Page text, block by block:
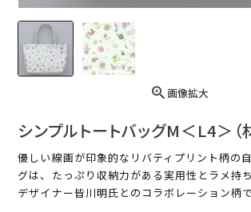
画像拡大
シンプルトートバッグM＜L4＞（
優しい線画が印象的なリバティプリント柄の
グは、たっぷり収納力がある実用性とラメ持
デザイナー皆川明氏とのコラボレーション柄で